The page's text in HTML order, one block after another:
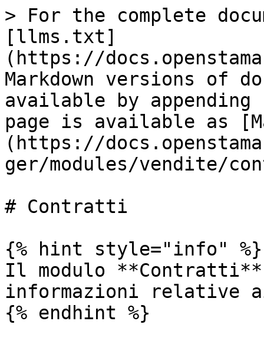
> For the complete
[llms.txt]
(https://
Markdown versions of
available by
page is available as
(https://
ger/modules/vendite/
# Contratti
{% hint style="info" %}
Il modulo
informazioni relative
{% endhint %}